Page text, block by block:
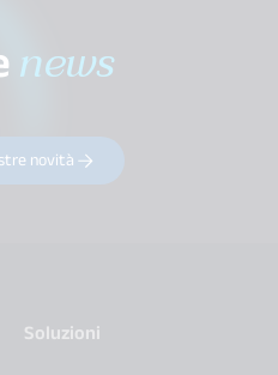
news
novità
Soluzioni